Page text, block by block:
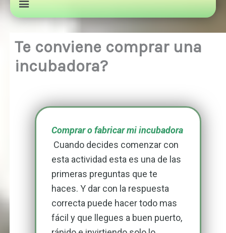
Te conviene comprar una
incubadora?
Comprar o fabricar mi incubadora
Cuando decides comenzar con
esta actividad esta es una de las
primeras preguntas que te
haces. Y dar con la respuesta
correcta puede hacer todo mas
fácil y que llegues a buen puerto,